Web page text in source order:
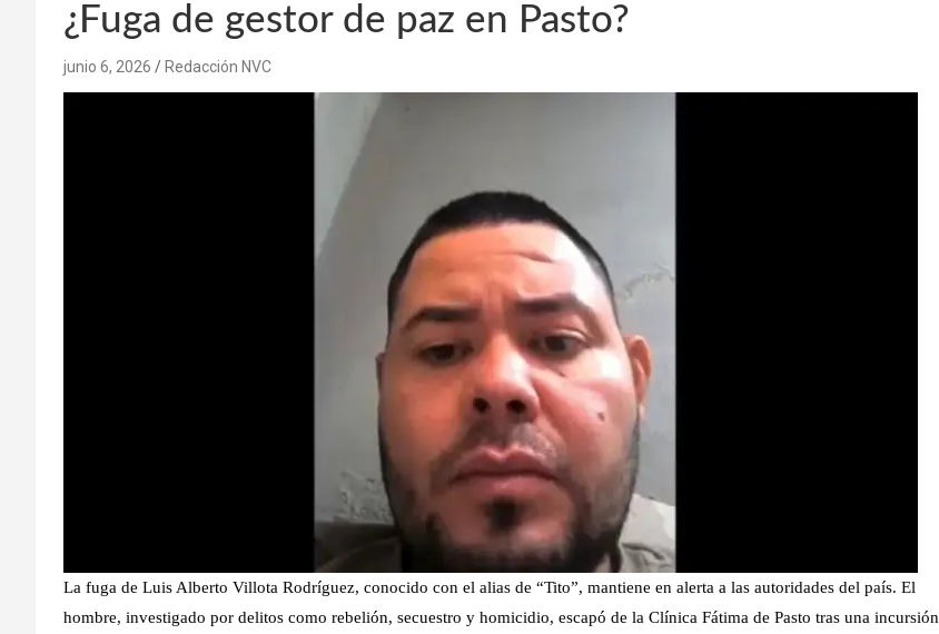
¿Fuga de gestor de paz en Pasto?
junio 6, 2026 Redacción NVC
La fuga de Luis Alberto Villota Rodríguez, conocido con el alias de “Tito”, mantiene en alerta a las autoridades del país. El
hombre, investigado por delitos como rebelión, secuestro y homicidio, escapó de la Clínica Fátima de Pasto tras una incursión